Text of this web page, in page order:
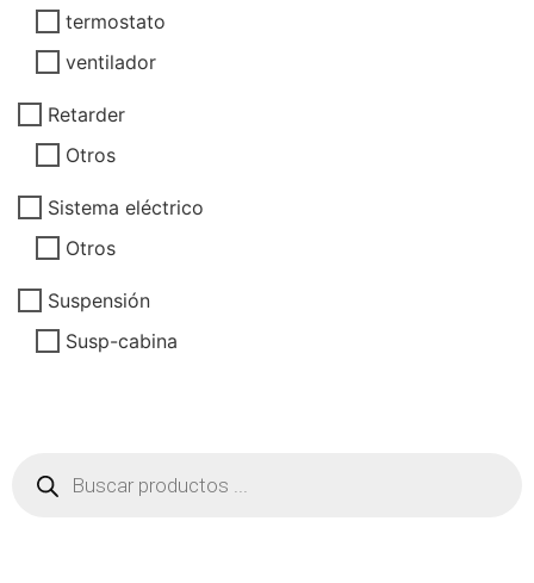
termostato
ventilador
Retarder
Otros
Sistema eléctrico
Otros
Suspensión
Susp-cabina